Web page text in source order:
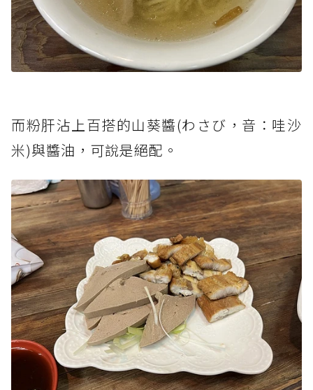
而粉肝沾上百搭的山葵醬(わさび，音：哇沙
米)與醬油，可說是絕配。